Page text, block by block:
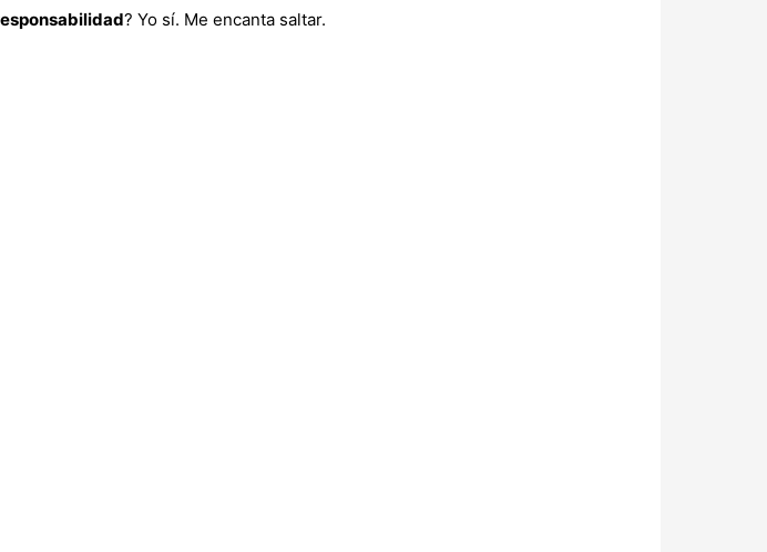
? Yo sí. Me encanta saltar.